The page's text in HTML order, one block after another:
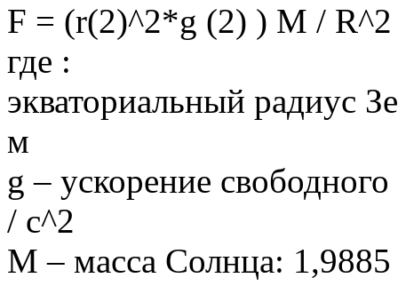
F = (r(2)^2*g (2) ) M /
где :
экваториальный радиус
м
g – ускорение
/ с^2
M – масса Солнца: